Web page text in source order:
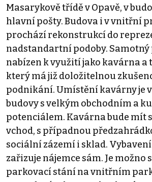
Masarykově třídě v Opavě, v
hlavní pošty. Budova i v vnitřní
prochází rekonstrukcí do
nadstandartní podoby. Samotný
nabízen k využití jako kavárna a
který má již doložitelnou
podnikání. Umístění kavárny je
budovy s velkým obchodním a
potenciálem. Kavárna bude mít
vchod, s případnou
sociální zázemí i sklad.
zařizuje nájemce sám. Je možno
parkovací stání na vnitřním